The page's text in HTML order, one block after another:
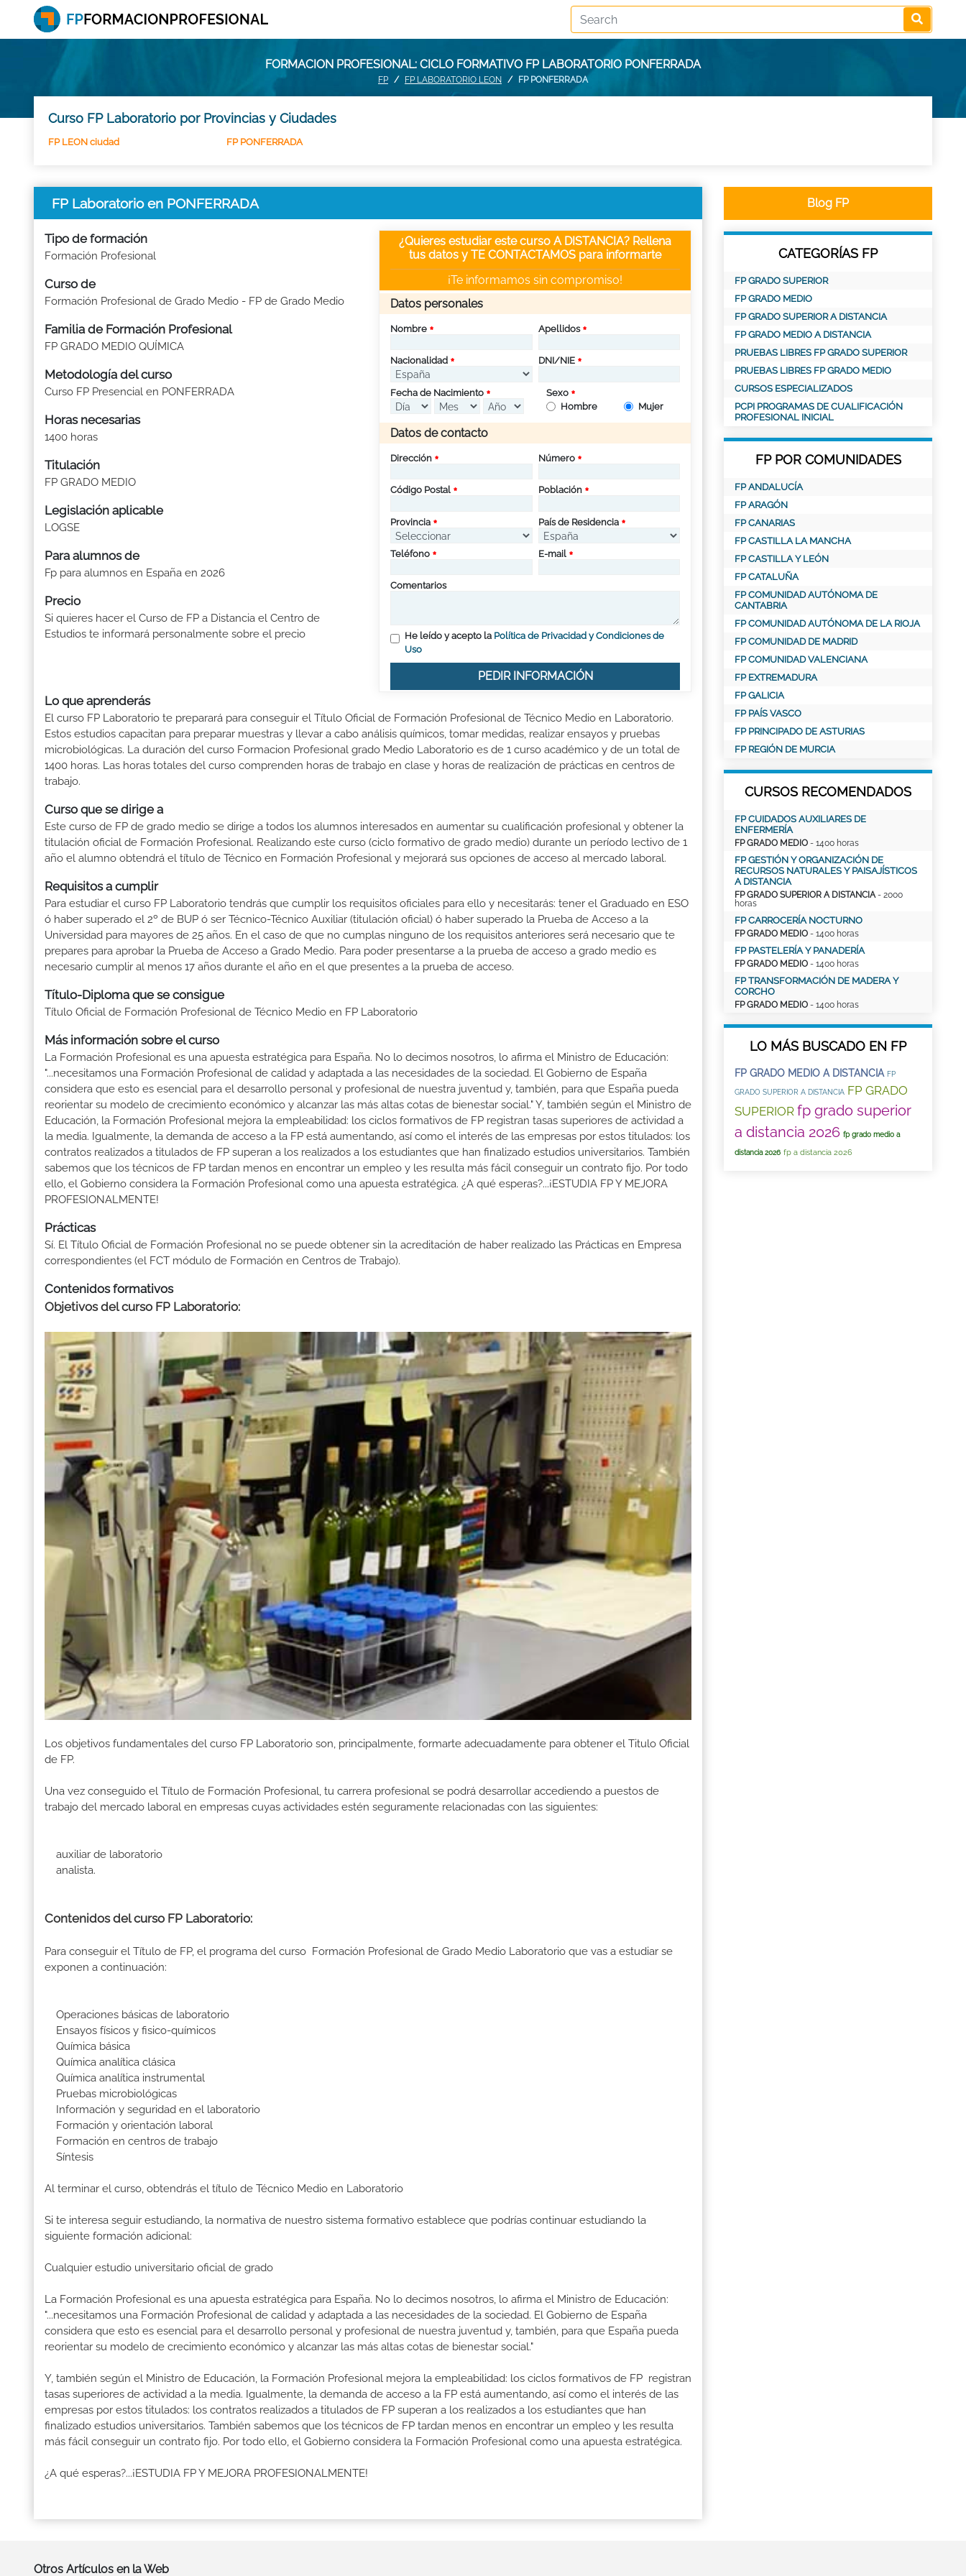
FORMACION PROFESIONAL: CICLO FORMATIVO FP LABORATORIO PONFERRADA
FP FP LABORATORIO LEON FP PONFERRADA
Curso FP Laboratorio por Provincias y Ciudades
FP LEON ciudad FP PONFERRADA
FP Laboratorio en PONFERRADA
Tipo de formación
Formación Profesional
Curso de
Formación Profesional de Grado Medio - FP de Grado Medio
Familia de Formación Profesional
FP GRADO MEDIO QUÍMICA
Metodología del curso
Curso FP Presencial en PONFERRADA
Horas necesarias
1400 horas
Titulación
FP GRADO MEDIO
Legislación aplicable
LOGSE
Para alumnos de
Fp para alumnos en España en 2026
Precio
Si quieres hacer el Curso de FP a Distancia el Centro de
Estudios te informará personalmente sobre el precio
¿Quieres estudiar este curso A DISTANCIA? Rellena
tus datos y TE CONTACTAMOS para informarte
¡Te informamos sin compromiso!
Datos personales
Nombre Apellidos
Nacionalidad DNI/NIE
Fecha de Nacimiento
Sexo
Hombre
Mujer
Datos de contacto
Dirección Número
Código Postal Población
Provincia País de Residencia
Teléfono E-mail
Comentarios
He leído y acepto la Política de Privacidad y Condiciones de
Uso
PEDIR INFORMACIÓN
Lo que aprenderás
El curso FP Laboratorio te preparará para conseguir el Título Oficial de Formación Profesional de Técnico Medio en Laboratorio.
Estos estudios capacitan para preparar muestras y llevar a cabo análisis químicos, tomar medidas, realizar ensayos y pruebas
microbiológicas. La duración del curso Formacion Profesional grado Medio Laboratorio es de 1 curso académico y de un total de
1400 horas. Las horas totales del curso comprenden horas de trabajo en clase y horas de realización de prácticas en centros de
trabajo.
Curso que se dirige a
Este curso de FP de grado medio se dirige a todos los alumnos interesados en aumentar su cualificación profesional y obtener la
titulación oficial de Formación Profesional. Realizando este curso (ciclo formativo de grado medio) durante un período lectivo de 1
año el alumno obtendrá el título de Técnico en Formación Profesional y mejorará sus opciones de acceso al mercado laboral.
Requisitos a cumplir
Para estudiar el curso FP Laboratorio tendrás que cumplir los requisitos oficiales para ello y necesitarás: tener el Graduado en ESO
ó haber superado el 2º de BUP ó ser Técnico-Técnico Auxiliar (titulación oficial) ó haber superado la Prueba de Acceso a la
Universidad para mayores de 25 años. En el caso de que no cumplas ninguno de los requisitos anteriores será necesario que te
prepares para aprobar la Prueba de Acceso a Grado Medio. Para poder presentarse a la prueba de acceso a grado medio es
necesario cumplir al menos 17 años durante el año en el que presentes a la prueba de acceso.
Título-Diploma que se consigue
Título Oficial de Formación Profesional de Técnico Medio en FP Laboratorio
Más información sobre el curso
La Formación Profesional es una apuesta estratégica para España. No lo decimos nosotros, lo afirma el Ministro de Educación:
"...necesitamos una Formación Profesional de calidad y adaptada a las necesidades de la sociedad. El Gobierno de España
considera que esto es esencial para el desarrollo personal y profesional de nuestra juventud y, también, para que España pueda
reorientar su modelo de crecimiento económico y alcanzar las más altas cotas de bienestar social." Y, también según el Ministro de
Educación, la Formación Profesional mejora la empleabilidad: los ciclos formativos de FP registran tasas superiores de actividad a
la media. Igualmente, la demanda de acceso a la FP está aumentando, así como el interés de las empresas por estos titulados: los
contratos realizados a titulados de FP superan a los realizados a los estudiantes que han finalizado estudios universitarios. También
sabemos que los técnicos de FP tardan menos en encontrar un empleo y les resulta más fácil conseguir un contrato fijo. Por todo
ello, el Gobierno considera la Formación Profesional como una apuesta estratégica. ¿A qué esperas?...¡ESTUDIA FP Y MEJORA
PROFESIONALMENTE!
Prácticas
Sí. El Título Oficial de Formación Profesional no se puede obtener sin la acreditación de haber realizado las Prácticas en Empresa
correspondientes (el FCT módulo de Formación en Centros de Trabajo).
Contenidos formativos
Objetivos del curso FP Laboratorio:
Los objetivos fundamentales del curso FP Laboratorio son, principalmente, formarte adecuadamente para obtener el Titulo Oficial
de FP.
Una vez conseguido el Título de Formación Profesional, tu carrera profesional se podrá desarrollar accediendo a puestos de
trabajo del mercado laboral en empresas cuyas actividades estén seguramente relacionadas con las siguientes:
auxiliar de laboratorio
analista.
Contenidos del curso FP Laboratorio:
Para conseguir el Título de FP, el programa del curso Formación Profesional de Grado Medio Laboratorio que vas a estudiar se
exponen a continuación:
Operaciones básicas de laboratorio
Ensayos físicos y fisico-químicos
Química básica
Química analítica clásica
Química analítica instrumental
Pruebas microbiológicas
Información y seguridad en el laboratorio
Formación y orientación laboral
Formación en centros de trabajo
Síntesis
Al terminar el curso, obtendrás el título de Técnico Medio en Laboratorio
Si te interesa seguir estudiando, la normativa de nuestro sistema formativo establece que podrías continuar estudiando la
siguiente formación adicional:
Cualquier estudio universitario oficial de grado
La Formación Profesional es una apuesta estratégica para España. No lo decimos nosotros, lo afirma el Ministro de Educación:
"...necesitamos una Formación Profesional de calidad y adaptada a las necesidades de la sociedad. El Gobierno de España
considera que esto es esencial para el desarrollo personal y profesional de nuestra juventud y, también, para que España pueda
reorientar su modelo de crecimiento económico y alcanzar las más altas cotas de bienestar social."
Y, también según el Ministro de Educación, la Formación Profesional mejora la empleabilidad: los ciclos formativos de FP registran
tasas superiores de actividad a la media. Igualmente, la demanda de acceso a la FP está aumentando, así como el interés de las
empresas por estos titulados: los contratos realizados a titulados de FP superan a los realizados a los estudiantes que han
finalizado estudios universitarios. También sabemos que los técnicos de FP tardan menos en encontrar un empleo y les resulta
más fácil conseguir un contrato fijo. Por todo ello, el Gobierno considera la Formación Profesional como una apuesta estratégica.
¿A qué esperas?...¡ESTUDIA FP Y MEJORA PROFESIONALMENTE!
Blog FP
CATEGORÍAS FP
FP GRADO SUPERIOR
FP GRADO MEDIO
FP GRADO SUPERIOR A DISTANCIA
FP GRADO MEDIO A DISTANCIA
PRUEBAS LIBRES FP GRADO SUPERIOR
PRUEBAS LIBRES FP GRADO MEDIO
CURSOS ESPECIALIZADOS
PCPI PROGRAMAS DE CUALIFICACIÓN
PROFESIONAL INICIAL
FP POR COMUNIDADES
FP ANDALUCÍA
FP ARAGÓN
FP CANARIAS
FP CASTILLA LA MANCHA
FP CASTILLA Y LEÓN
FP CATALUÑA
FP COMUNIDAD AUTÓNOMA DE
CANTABRIA
FP COMUNIDAD AUTÓNOMA DE LA RIOJA
FP COMUNIDAD DE MADRID
FP COMUNIDAD VALENCIANA
FP EXTREMADURA
FP GALICIA
FP PAÍS VASCO
FP PRINCIPADO DE ASTURIAS
FP REGIÓN DE MURCIA
CURSOS RECOMENDADOS
FP CUIDADOS AUXILIARES DE
ENFERMERÍA
FP GRADO MEDIO - 1400 horas
FP GESTIÓN Y ORGANIZACIÓN DE
RECURSOS NATURALES Y PAISAJÍSTICOS
A DISTANCIA
FP GRADO SUPERIOR A DISTANCIA- 2000
horas
FP CARROCERÍA NOCTURNO
FP GRADO MEDIO - 1400 horas
FP PASTELERÍA Y PANADERÍA
FP GRADO MEDIO - 1400 horas
FP TRANSFORMACIÓN DE MADERA Y
CORCHO
FP GRADO MEDIO - 1400 horas
LO MÁS BUSCADO EN FP
FP GRADO MEDIO A DISTANCIA FP
GRADO SUPERIOR A DISTANCIA FP GRADO
SUPERIOR fp grado superior
a distancia 2026 fp grado medio a
distancia 2026 fp a distancia 2026
Otros Artículos en la Web